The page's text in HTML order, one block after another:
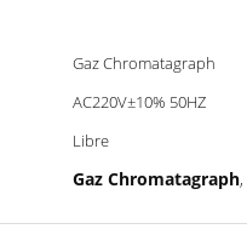
Gaz Chromatagraph
AC220V±10% 50HZ
Libre
Gaz Chromatagraph,